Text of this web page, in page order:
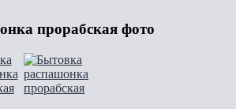
прорабская фото